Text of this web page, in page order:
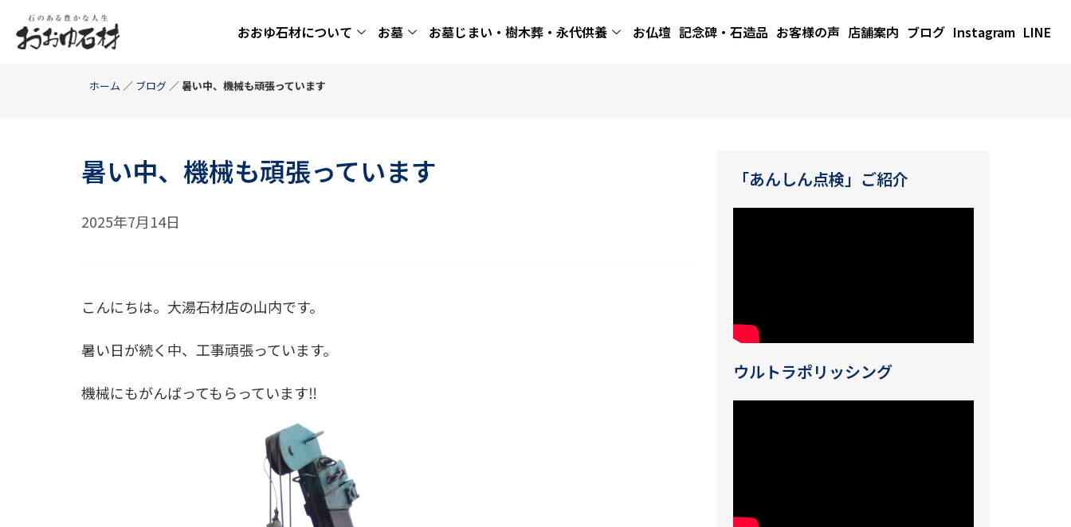
おおゆ石材について お墓 お墓じまい・樹木葬・永代供養 お仏壇 記念碑・石造品 お客様の声 店舗案内 ブログ Instagram LINE
ホーム ／ ブログ ／暑い中、機械も頑張っています
暑い中、機械も頑張っています
2025年7月14日
こんにちは。大湯石材店の山内です。
暑い日が続く中、工事頑張っています。
機械にもがんばってもらっています‼
「あんしん点検」ご紹介
ウルトラポリッシング